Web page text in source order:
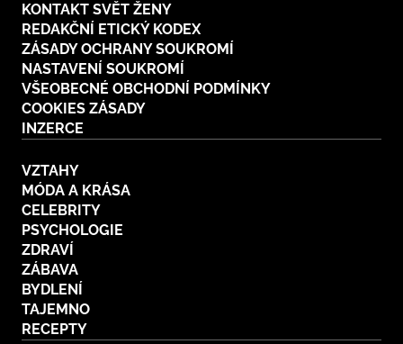
KONTAKT SVĚT ŽENY
REDAKČNÍ ETICKÝ KODEX
ZÁSADY OCHRANY SOUKROMÍ
NASTAVENÍ SOUKROMÍ
VŠEOBECNÉ OBCHODNÍ PODMÍNKY
COOKIES ZÁSADY
INZERCE
VZTAHY
MÓDA A KRÁSA
CELEBRITY
PSYCHOLOGIE
ZDRAVÍ
ZÁBAVA
BYDLENÍ
TAJEMNO
RECEPTY